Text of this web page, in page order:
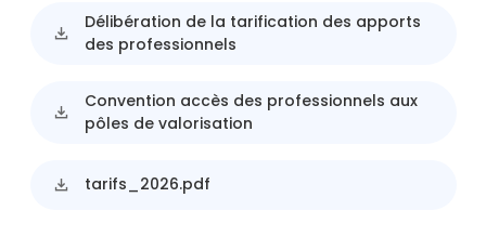
Délibération de la tarification des apports
des professionnels
Convention accès des professionnels aux
pôles de valorisation
tarifs_2026.pdf